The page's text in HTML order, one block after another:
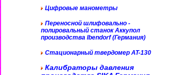
Цифровые манометры
Переносной шлифовально -
полировальный станок Аккупол
производства Ibendorf (Германия)
Стационарный твердомер AT-130
Калибраторы давления